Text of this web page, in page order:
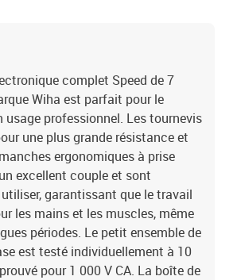
complet Speed de 7
Wiha est parfait pour le
usage professionnel. Les tournevis
une plus grande résistance et
ergonomiques à prise
excellent couple et sont
garantissant que le travail
les mains et les muscles, même
périodes. Le petit ensemble de
est testé individuellement à 10
pour 1 000 V CA. La boîte de